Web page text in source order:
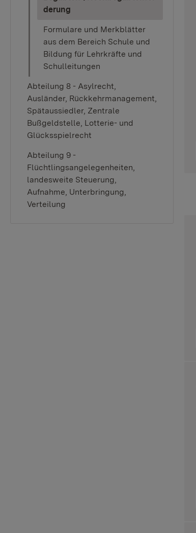
derung
Formulare und Merkblätter
aus dem Bereich Schule und
Bildung für Lehrkräfte und
Schulleitungen
Abteilung 8 - Asylrecht,
Ausländer, Rückkehrmanagement,
Spätaussiedler, Zentrale
Bußgeldstelle, Lotterie- und
Glücksspielrecht
Abteilung 9 -
Flüchtlingsangelegenheiten,
landesweite Steuerung,
Aufnahme, Unterbringung,
Verteilung